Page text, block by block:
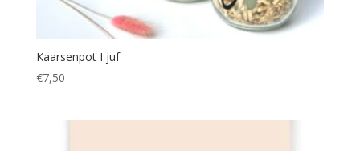
Kaarsenpot I juf
€7,50